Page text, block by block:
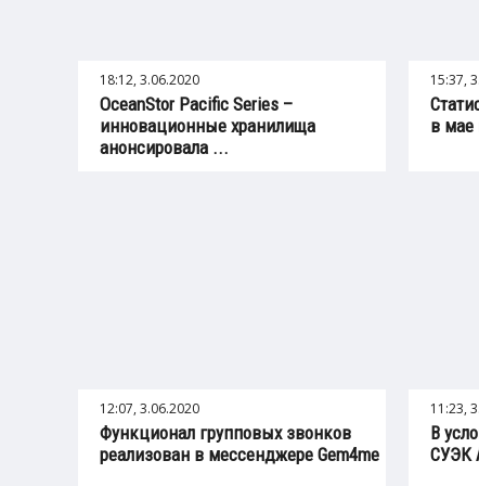
18:12, 3.06.2020
OceanStor Pacific Series –
инновационные хранилища
анонсировала ...
15:37,
в мае
12:07, 3.06.2020
Функционал групповых звонков
реализован в мессенджере Gem4me
11:23,
В
СУЭК